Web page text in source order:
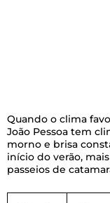
Quando o clima
João Pessoa tem
morno e brisa
início do verão,
passeios de